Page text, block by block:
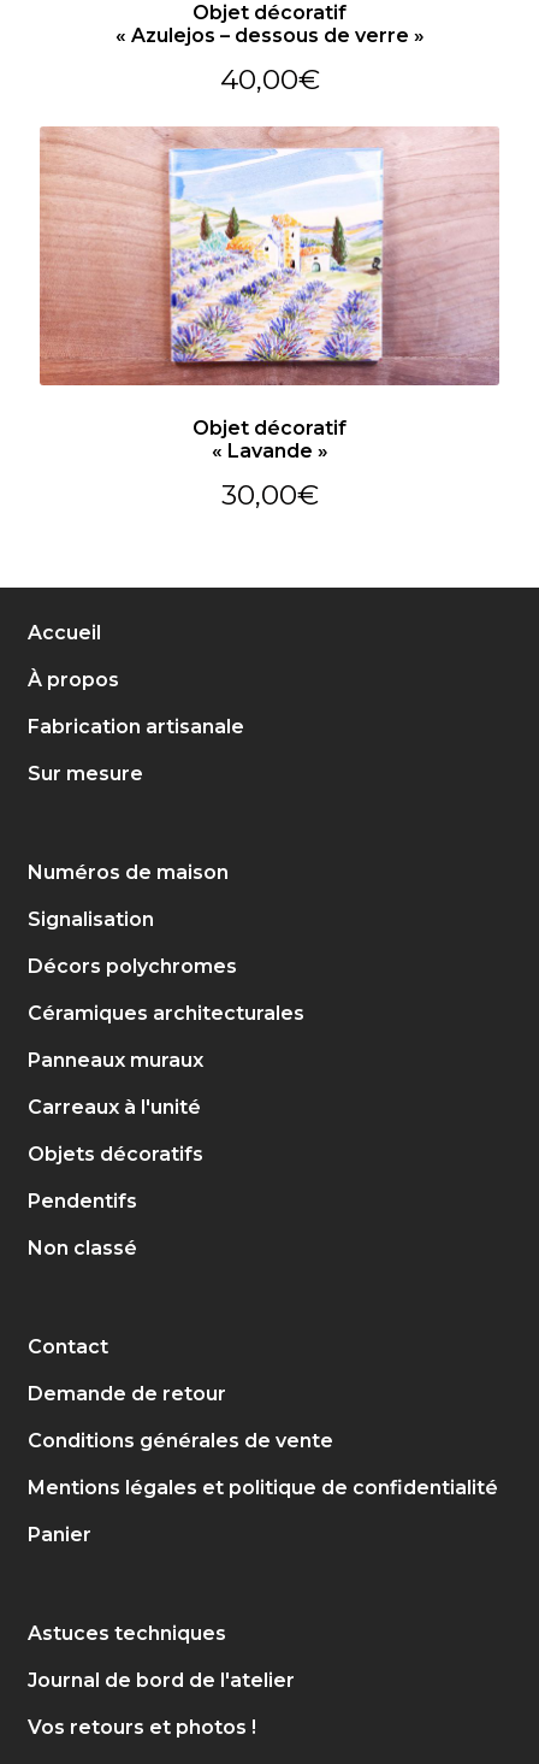
Objet décoratif
« Azulejos – dessous de verre »
40,00€
Objet décoratif
« Lavande »
30,00€
Accueil
À propos
Fabrication artisanale
Sur mesure
Numéros de maison
Signalisation
Décors polychromes
Céramiques architecturales
Panneaux muraux
Carreaux à l'unité
Objets décoratifs
Pendentifs
Non classé
Contact
Demande de retour
Conditions générales de vente
Mentions légales et politique de confidentialité
Panier
Astuces techniques
Journal de bord de l'atelier
Vos retours et photos !